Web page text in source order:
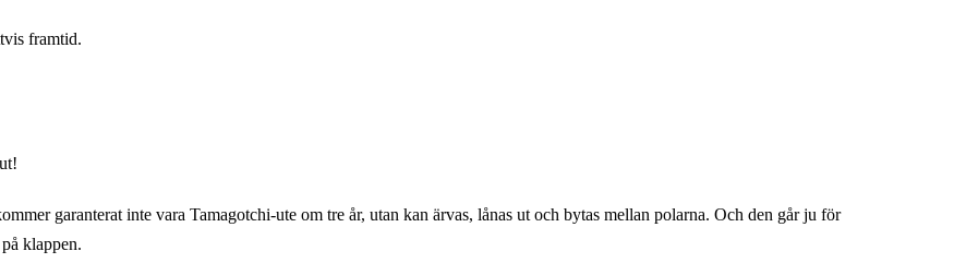
framtid.
garanterat inte vara Tamagotchi-ute om tre år, utan kan ärvas, lånas ut och bytas mellan polarna. Och den går ju för
klappen.